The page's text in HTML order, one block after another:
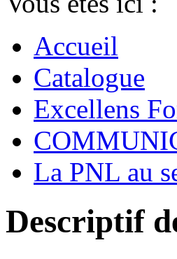
Accueil
Catalogue
Excellens
La PNL au
Descriptif